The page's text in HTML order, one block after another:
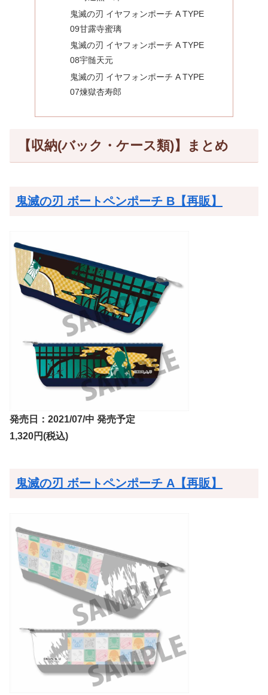
鬼滅の刃 イヤフォンポーチ A TYPE
09甘露寺蜜璃
鬼滅の刃 イヤフォンポーチ A TYPE
08宇髄天元
鬼滅の刃 イヤフォンポーチ A TYPE
07煉獄杏寿郎
【収納(バック・ケース類)】まとめ
鬼滅の刃 ボートペンポーチ B【再販】
発売日：2021/07/中 発売予定
1,320円(税込)
鬼滅の刃 ボートペンポーチ A【再販】